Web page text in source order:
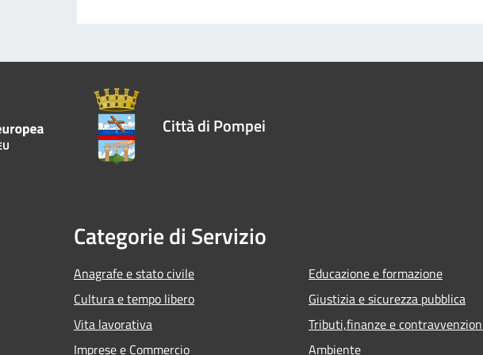
Città di Pompei
Categorie di Servizio
Anagrafe e stato civile
Cultura e tempo libero
Vita lavorativa
Imprese e Commercio
Educazione e formazione
Giustizia e sicurezza pubblica
Tributi,finanze e
Ambiente